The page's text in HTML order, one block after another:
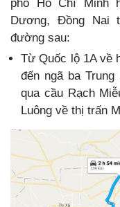
phố Hồ Chí Minh
Dương, Đồng Nai
đường sau:
Từ Quốc lộ 1A về
đến ngã ba
qua cầu Rạch
Luông về thị trấn